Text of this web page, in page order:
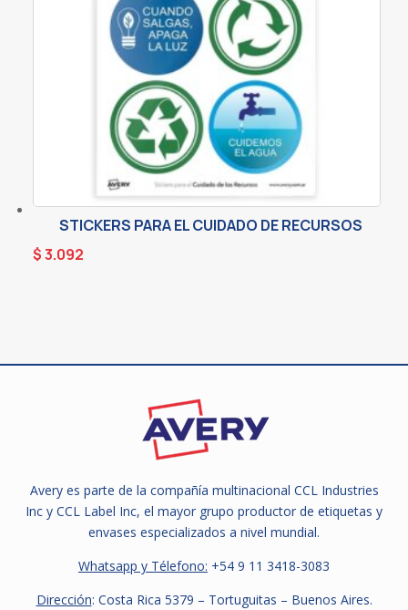
STICKERS PARA EL CUIDADO DE RECURSOS
$3.092
Avery es parte de la compañía multinacional CCL Industries
Inc y CCL Label Inc, el mayor grupo productor de etiquetas y
envases especializados a nivel mundial.
Whatsapp y Télefono: +54 9 11 3418-3083
Dirección: Costa Rica 5379 – Tortuguitas – Buenos Aires.